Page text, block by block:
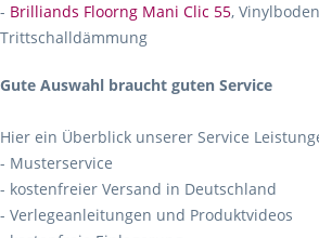
- Brilliands Floorng Mani Clic 55,
Trittschalldämmung
Gute Auswahl braucht guten Service
Hier ein Überblick unserer Service
- Musterservice
- kostenfreier Versand in Deutschland
- Verlegeanleitungen und Produktvideos